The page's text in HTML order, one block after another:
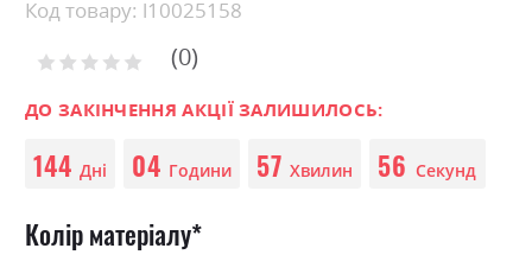
Skip
the
of
images
gallery
Код товару: l10025158
Рейтинг: 0
ДО ЗАКІНЧЕННЯ АКЦІЇ ЗАЛИШИЛОСЬ:
144 Дні 04 Години 57 Хвилин 56 Секунд
Колір матеріалу